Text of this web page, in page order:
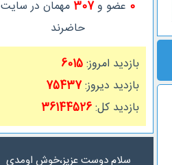
0 عضو و307مهمان در سایت
حاضرند
بازدید امروز:6015
بازدید دیروز:75437
بازدید کل:36144526
سلام دوست عزیز،خوش اومدی